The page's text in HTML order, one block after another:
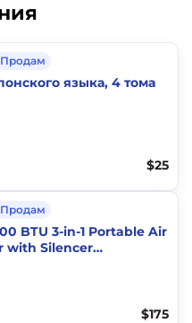
Продам
языка, 4 тома
$25
Продам
BTU 3-in-1 Portable Air
with Silencer
$175